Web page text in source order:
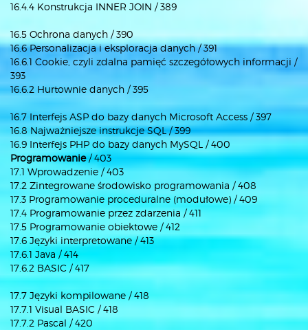
16.4.4 Konstrukcja INNER JOIN / 389
16.5 Ochrona danych / 390
16.6 Personalizacja i eksploracja danych / 391
16.6.1 Cookie, czyli zdalna pamięć szczegółowych informacji /
393
16.6.2 Hurtownie danych / 395
16.7 Interfejs ASP do bazy danych Microsoft Access / 397
16.8 Najważniejsze instrukcje SQL / 399
16.9 Interfejs PHP do bazy danych MySQL / 400
Programowanie/ 403
17.1 Wprowadzenie / 403
17.2 Zintegrowane środowisko programowania / 408
17.3 Programowanie proceduralne (modułowe) / 409
17.4 Programowanie przez zdarzenia / 411
17.5 Programowanie obiektowe / 412
17.6 Języki interpretowane / 413
17.6.1 Java / 414
17.6.2 BASIC / 417
17.7 Języki kompilowane / 418
17.7.1 Visual BASIC / 418
17.7.2 Pascal / 420